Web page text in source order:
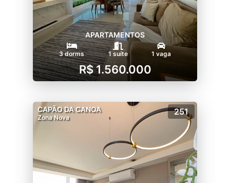
APARTAMENTOS
3 dorms 1 suíte 1 vaga
R$ 1.560.000
CAPÃO DA CANOA
Zona Nova
251